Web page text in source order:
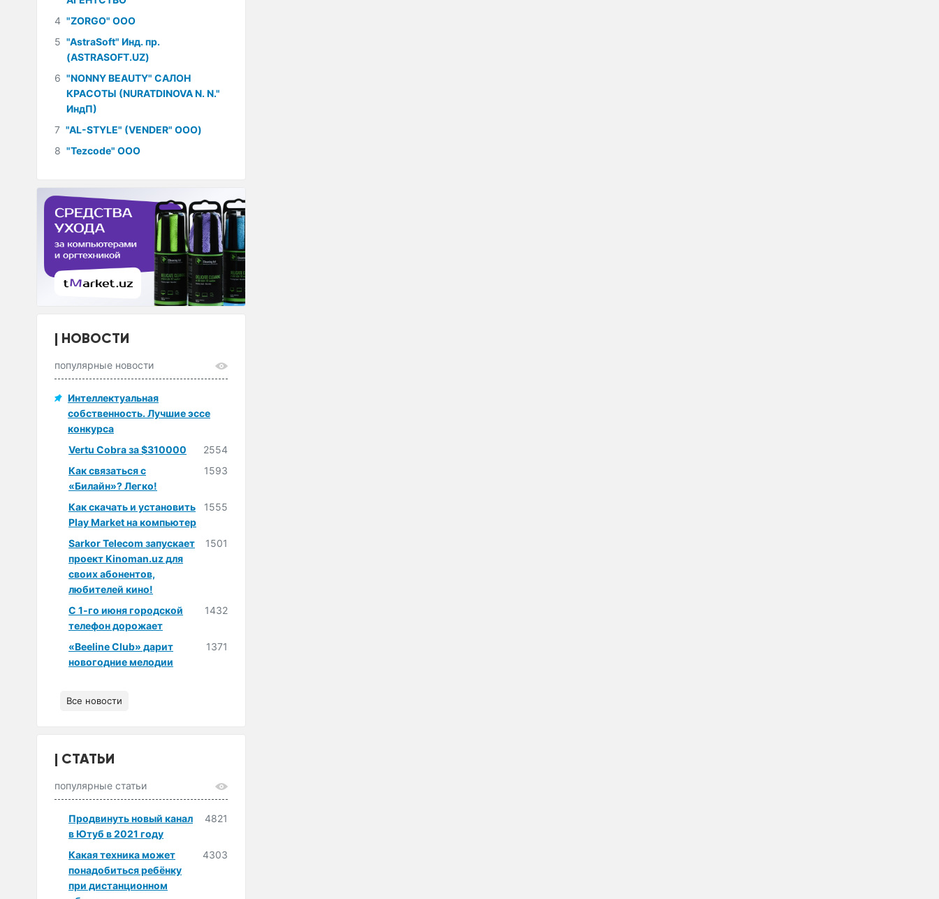
4 "ZORGO" ООО
5 "AstraSoft" Инд. пр.
(ASTRASOFT.UZ)
6 "NONNY BEAUTY" САЛОН
КРАСОТЫ (NURATDINOVA N. N."
ИндП)
7 "AL-STYLE" (VENDER" ООО)
8 "Tezcode" ООО
НОВОСТИ
популярные новости
Интеллектуальная
собственность. Лучшие эссе
конкурса
Vertu Cobra за $310000
2554
Как связаться с
«Билайн»? Легко!
1593
Как скачать и установить
Play Market на компьютер
1555
Sarkor Telecom запускает
проект Kinoman.uz для
своих абонентов,
любителей кино!
1501
С 1-го июня городской
телефон дорожает
1432
«Beeline Club» дарит
новогодние мелодии
1371
Все новости
СТАТЬИ
популярные статьи
Продвинуть новый канал
в Ютуб в 2021 году
4821
Какая техника может
понадобиться ребёнку
при дистанционном
4303